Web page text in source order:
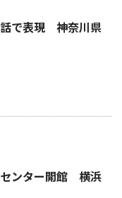
で表現 神奈川県
ンター開館 横浜